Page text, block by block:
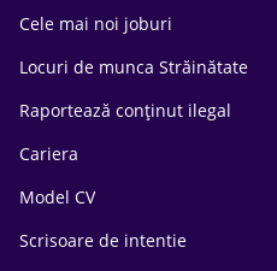
Cele mai noi joburi
Locuri de munca Străinătate
Raportează conținut ilegal
Cariera
Model CV
Scrisoare de intentie